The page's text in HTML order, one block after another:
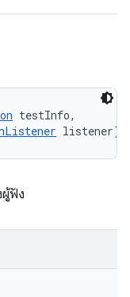
testInfo,
listener)
ผู้ฟัง